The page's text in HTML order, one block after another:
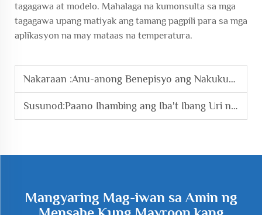
tagagawa at modelo. Mahalaga na kumonsulta sa mga
tagagawa upang matiyak ang tamang pagpili para sa mga
aplikasyon na may mataas na temperatura.
Nakaraan :Anu-anong Benepisyo ang Nakukuha sa Paggamit ng Magnetic Levitation Blower sa Manufacturing?
Susunod:Paano Ihambing ang Iba't Ibang Uri ng Roots Blowers para Ibenta?
Mangyaring Mag-iwan sa Amin ng